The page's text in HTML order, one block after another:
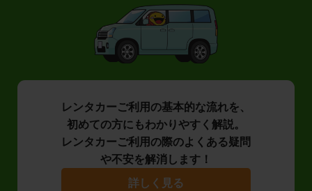
レンタカーご利用の基本的な流れを、
初めての方にもわかりやすく解説。
レンタカーご利用の際のよくある疑問
や不安を解消します！
詳しく見る